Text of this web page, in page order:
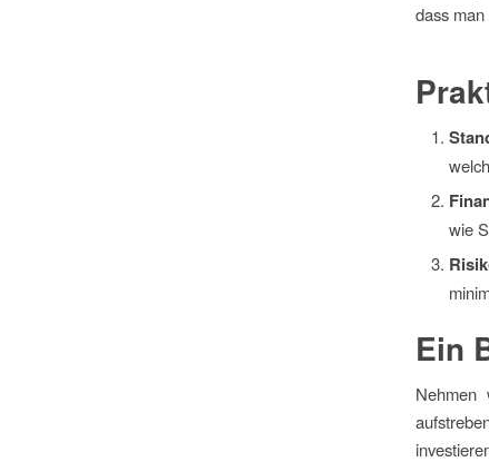
dass
wie
Ein
Nehmen